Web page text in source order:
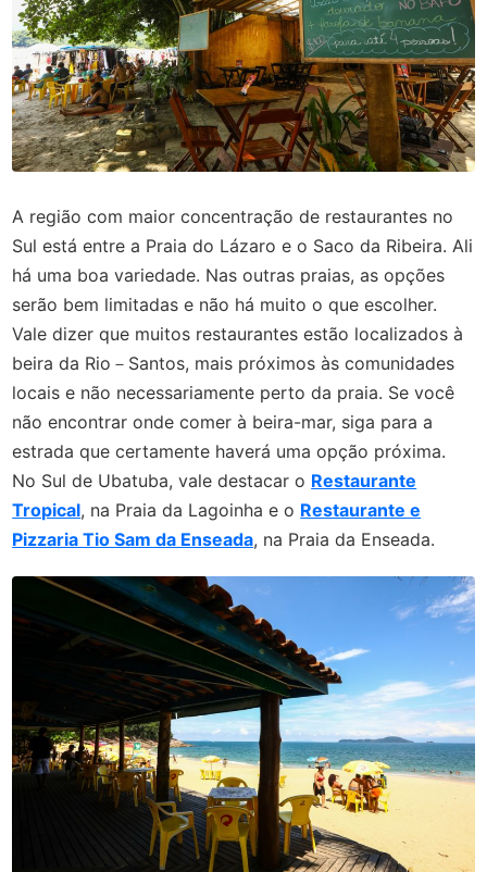
A região com maior concentração de restaurantes no
Sul está entre a Praia do Lázaro e o Saco da Ribeira. Ali
há uma boa variedade. Nas outras praias, as opções
serão bem limitadas e não há muito o que escolher.
Vale dizer que muitos restaurantes estão localizados à
beira da Rio－Santos, mais próximos às comunidades
locais e não necessariamente perto da praia. Se você
não encontrar onde comer à beira-mar, siga para a
estrada que certamente haverá uma opção próxima.
No Sul de Ubatuba, vale destacar o Restaurante
Tropical, na Praia da Lagoinha e o Restaurante e
Pizzaria Tio Sam da Enseada, na Praia da Enseada.